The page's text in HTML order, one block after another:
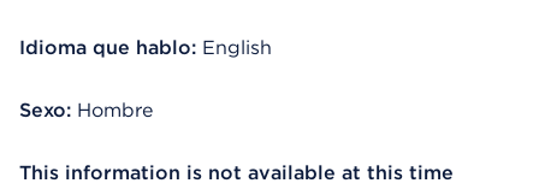
Idioma que hablo: English
Sexo: Hombre
This information is not available at this time